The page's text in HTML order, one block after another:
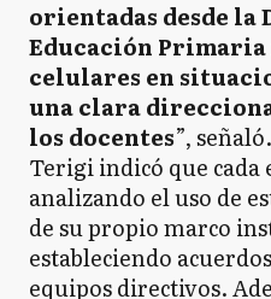
orientadas desde la
Educación Primaria
celulares en
una clara
los docentes”, señaló.
Terigi indicó que cada
analizando el uso de
de su propio marco
estableciendo
equipos directivos.